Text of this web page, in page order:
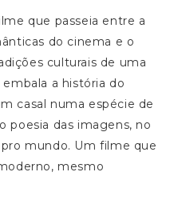
que passeia entre a
do cinema e o
culturais de uma
a história do
casal numa espécie de
poesia das imagens, no
mundo. Um filme que
mesmo